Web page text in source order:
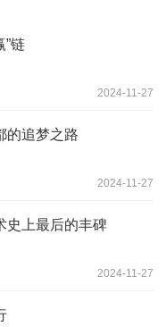
”链
2024-11-27
的追梦之路
2024-11-27
史上最后的丰碑
2024-11-27